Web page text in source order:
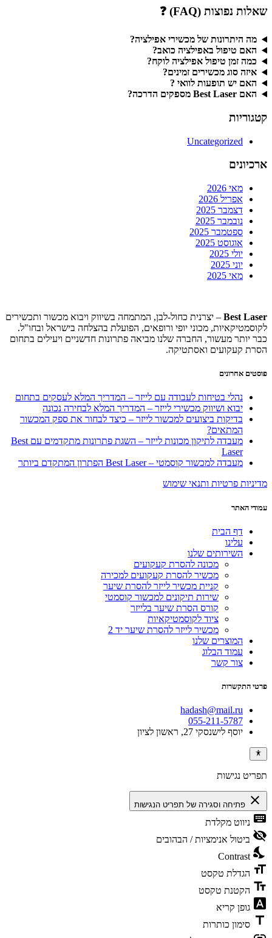
שאלות נפוצות (FAQ) ❓
מה היתרונות של מכשירי אפילציה?
האם טיפול באפילציה כואב?
כמה זמן טיפול אפילציה לוקח?
איזה סוג מכשירים זמינים?
האם יש תופעות לוואי ?
האם Best Laser מספקים הדרכה?
קטגוריות
Uncategorized
ארכיונים
מאי 2026
אפריל 2026
דצמבר 2025
נובמבר 2025
ספטמבר 2025
אוגוסט 2025
יולי 2025
יוני 2025
מאי 2025
Best Laser – יצרנית כחול-לבן, המתמחה בשיווק ויבוא מכשור ותכשירים
לקוסמטיקאיות, מכוני יופי ורופאים, הפועלת בהצלחה בישראל ובחו"ל.
כבר יותר מעשור, החברה שלנו מביאה פתרונות חדשניים ויעילים בתחום
הסרת קעקועים ואסתטיקה.
פוסטים אחרונים
נהלי בטיחות לעבודה עם לייזר – המדריך המלא לעסקים בתחום
יבוא ושיווק מכשירי לייזר – המדריך המלא לבחירה נכונה
בדיקות ביצועים למכשור לייזר – כיצד לבחור את ספק המכשור
המתאים?
מעבדה לתיקון מכונות לייזר – השגת פתרונות מתקדמים עם Best
Laser
מעבדה למכשור קוסמטי – Best Laser הפתרון המתקדם ביותר
מדיניות פרטיות ותנאי שימוש
עמודי האתר
דף הבית
עלינו
השירותים שלנו
מכונה להסרת קעקועים
מכשיר להסרת קעקועים למכירה
קניית מכשיר לייזר להסרת שיער
שירות תיקונים למכשור קוסמטי
קורס הסרת שיער בלייזר
ציוד לקוסמטיקאיות
מכשיר לייזר להסרת שיער יד 2
המוצרים שלנו
עמוד הבלוג
צור קשר
פרטי התקשרות
hadash@mail.ru
055-211-5787
יוסף לישנסקי 27, ראשון לציון
תפריט נגישות
close פתיחה וסגירה של תפריט הנגישות
keyboard ניווט מקלדת
visibility_off ביטול אנימציות / הבהובים
nights_stay
Contrast
format_size הגדלת טקסט
text_fields הקטנת טקסט
font_download גופן קריא
title סימון כותרות